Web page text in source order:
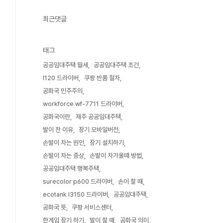
최근댓글
태그
공공임대주택 월세
공공임대주택 조건
l120 드라이버
쿠팡 반품 절차
공화국 민주주의
workforce wf-7711 드라이버
공화국이란
제주 공공임대주택
발이 찬 이유
장기 모바일버전
손발이 차는 원인
장기 설치하기
손발이 차는 증상
손발이 차가울때 방법
공공임대주택 행복주택
surecolor p600 드라이버
손이 찰 때
ecotank l3150 드라이버
공공임대주택
공화국 뜻
쿠팡 서비스센터
한게임 장기 하기
발이 찰 때 공화국 의미